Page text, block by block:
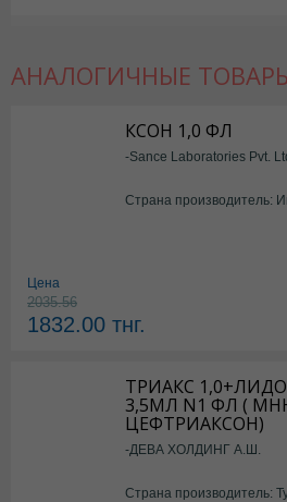
Цефтриаксон в Астане , Цефтриаксон в
АНАЛОГИЧНЫЕ
КСОН 1,0 ФЛ
-Sance Laboratories Pvt.
Страна производитель:
Цена
2035.56
1832.00 тнг.
ТРИАКС
3,5МЛ N1 ФЛ (
ЦЕФТРИАКСОН)
-ДЕВА ХОЛДИНГ А.Ш.
Страна производитель: